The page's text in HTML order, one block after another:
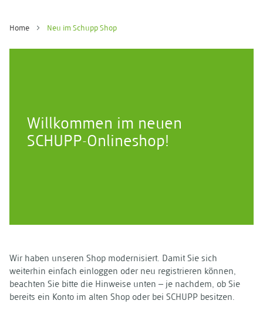
Home Neu im Schupp Shop
Willkommen im neuen
SCHUPP-Onlineshop!
Wir haben unseren Shop modernisiert. Damit Sie sich
weiterhin einfach einloggen oder neu registrieren können,
beachten Sie bitte die Hinweise unten – je nachdem, ob Sie
bereits ein Konto im alten Shop oder bei SCHUPP besitzen.